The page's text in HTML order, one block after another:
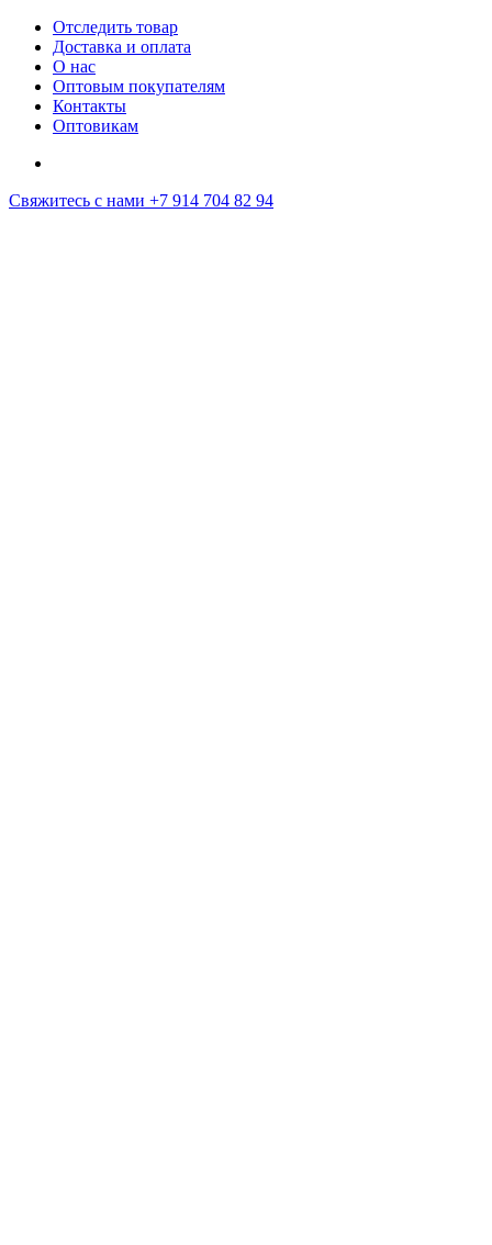
Отследить товар
Доставка и оплата
О нас
Оптовым покупателям
Контакты
Оптовикам
Свяжитесь с нами +7 914 704 82 94